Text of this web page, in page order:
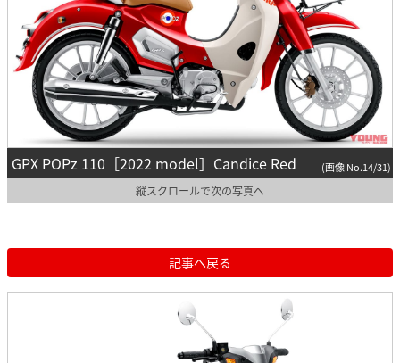
GPX POPz 110［2022 model］Candice Red (画像 No.14/31)
縦スクロールで次の写真へ
記事へ戻る